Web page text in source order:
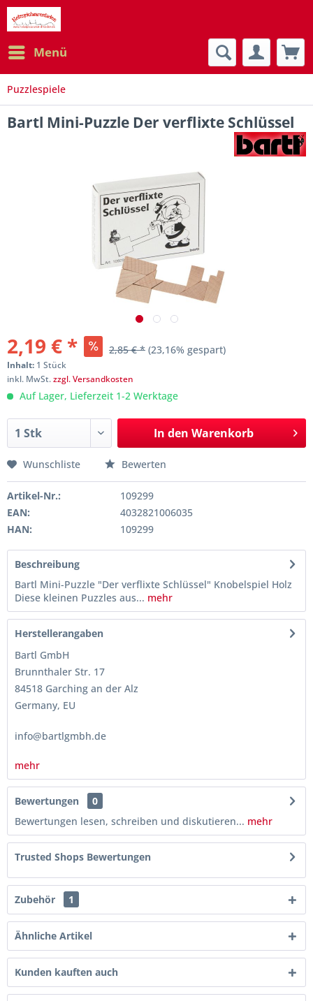
Menü
Puzzlespiele
Bartl Mini-Puzzle Der verflixte Schlüssel
2,19 € * 2,85 € * (23,16% gespart)
Inhalt: 1 Stück
inkl. MwSt.zzgl. Versandkosten
Auf Lager, Lieferzeit 1-2 Werktage
In den Warenkorb
Wunschliste Bewerten
Artikel-Nr.:
109299
EAN:
4032821006035
HAN:
109299
Beschreibung
Bartl Mini-Puzzle "Der verflixte Schlüssel" Knobelspiel Holz
Diese kleinen Puzzles aus... mehr
Herstellerangaben
Bartl GmbH
Brunnthaler Str. 17
84518 Garching an der Alz
Germany, EU
info@bartlgmbh.de
mehr
Bewertungen
0
Bewertungen lesen, schreiben und diskutieren... mehr
Trusted Shops Bewertungen
Zubehör 1
Ähnliche Artikel
Kunden kauften auch